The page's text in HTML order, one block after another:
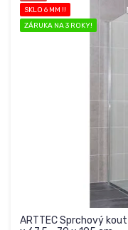
SKLO 6 MM !!
ZÁRUKA NA 3 ROKY!
ARTTEC Sprchový kout